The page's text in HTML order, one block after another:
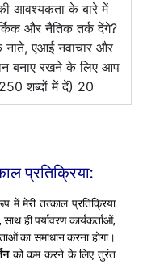
आवश्यकता के बारे में
और नैतिक तर्क देंगे?
नाते, एआई नवाचार और
बनाए रखने के लिए आप
शब्दों में दें) 20
प्रतिक्रिया:
मेरी तत्काल प्रतिक्रिया
ही पर्यावरण कार्यकर्ताओं,
का समाधान करना होगा।
को कम करने के लिए तुरंत